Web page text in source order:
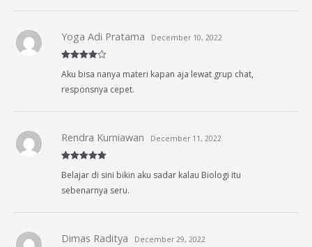
out of 5
Yoga Adi Pratama December 10, 2022
Aku bisa nanya materi kapan aja lewat grup chat,
responsnya cepet.
of 5
Rendra Kurniawan December 11, 2022
Belajar di sini bikin aku sadar kalau Biologi itu
sebenarnya seru.
Dimas Raditya December 29, 2022